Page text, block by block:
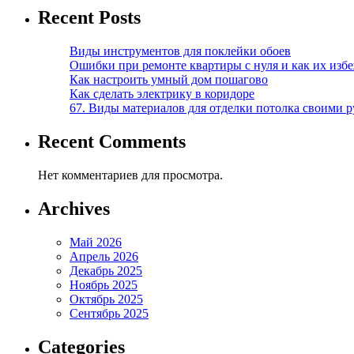
Recent Posts
Виды инструментов для поклейки обоев
Ошибки при ремонте квартиры с нуля и как их
Как настроить умный дом пошагово
Как сделать электрику в коридоре
67. Виды материалов для отделки потолка своими
Recent Comments
Нет комментариев для просмотра.
Archives
Май 2026
Апрель 2026
Декабрь 2025
Ноябрь 2025
Октябрь 2025
Сентябрь 2025
Categories